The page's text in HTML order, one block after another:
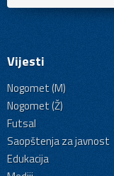
Vijesti
Nogomet (M)
Nogomet (Ž)
Futsal
Saopštenja za javnost
Edukacija